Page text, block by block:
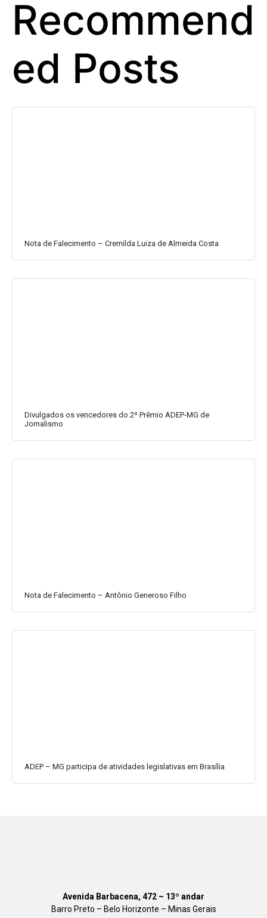
Recommend
ed Posts
Nota de Falecimento – Cremilda Luiza de Almeida Costa
Divulgados os vencedores do 2º Prêmio ADEP-MG de
Jornalismo
Nota de Falecimento – Antônio Generoso Filho
ADEP – MG participa de atividades legislativas em Brasília
Avenida Barbacena, 472 – 13º andar
Barro Preto – Belo Horizonte – Minas Gerais